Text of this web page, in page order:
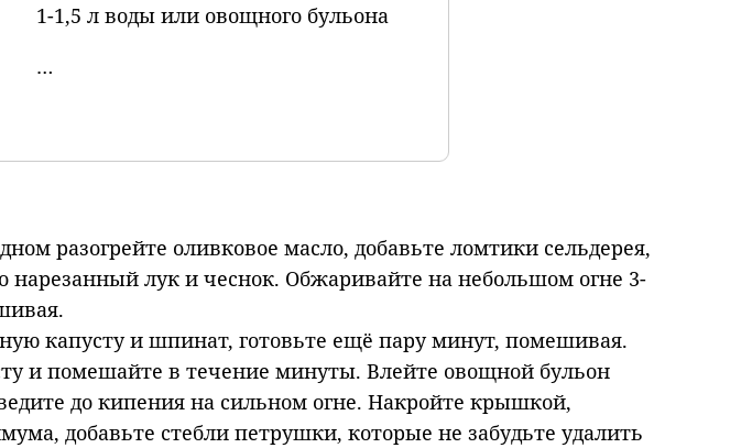
1-1,5 л воды или овощного бульона
…
разогрейте оливковое масло, добавьте ломтики сельдерея,
нарезанный лук и чеснок. Обжаривайте на небольшом огне 3-
капусту и шпинат, готовьте ещё пару минут, помешивая.
и помешайте в течение минуты. Влейте овощной бульон
до кипения на сильном огне. Накройте крышкой,
добавьте стебли петрушки, которые не забудьте удалить